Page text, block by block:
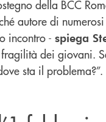
della BCC
autore di
incontro - spiega
dei giovani.
sta il problema?”.